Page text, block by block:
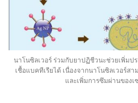
นาโนซิลเวอร์ ร่วมกับยาปฏิชีวนะช่วยเพิ่มป
เชื้อแบคทีเรียได้ เนื่องจากนาโนซิลเวอร์ส
และเพิ่มการซึมผ่านของเ